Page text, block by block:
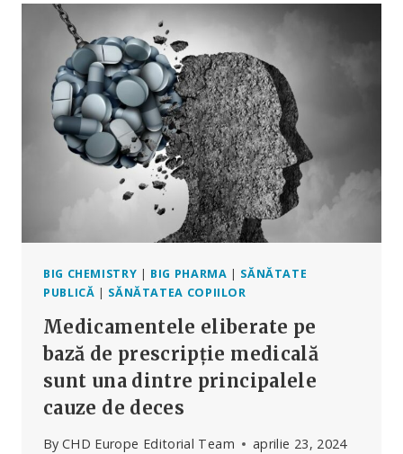
CE
MĂNÂNCI
POATE
SCHIMBA
GENELE
COPIILOR
TĂI
NENĂSCUȚI
–
ȘI
LE
POATE
INFLUENȚA
BIG CHEMISTRY | BIG PHARMA | SĂNĂTATE
PUBLICĂ | SĂNĂTATEA COPIILOR
Medicamentele eliberate pe
bază de prescripție medicală
sunt una dintre principalele
cauze de deces
By CHD Europe Editorial Team aprilie 23, 2024